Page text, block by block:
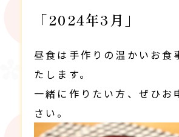
「2024年3月」
昼食は手作りの温かいお食
たします。
一緒に作りたい方、ぜひお
さい。